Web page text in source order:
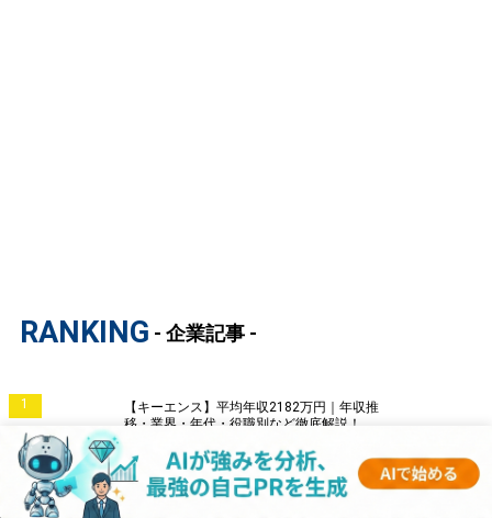
RANKING - 企業記事 -
1
【キーエンス】平均年収2182万円｜年収推
移・業界・年代・役職別など徹底解説！
2